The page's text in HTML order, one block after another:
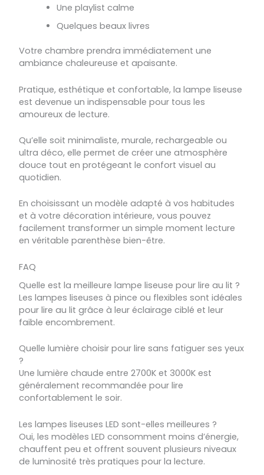
Une playlist calme
Quelques beaux livres
Votre chambre prendra immédiatement une
ambiance chaleureuse et apaisante.
Pratique, esthétique et confortable, la lampe liseuse
est devenue un indispensable pour tous les
amoureux de lecture.
Qu’elle soit minimaliste, murale, rechargeable ou
ultra déco, elle permet de créer une atmosphère
douce tout en protégeant le confort visuel au
quotidien.
En choisissant un modèle adapté à vos habitudes
et à votre décoration intérieure, vous pouvez
facilement transformer un simple moment lecture
en véritable parenthèse bien-être.
FAQ
Quelle est la meilleure lampe liseuse pour lire au lit ?
Les lampes liseuses à pince ou flexibles sont idéales
pour lire au lit grâce à leur éclairage ciblé et leur
faible encombrement.
Quelle lumière choisir pour lire sans fatiguer ses yeux
?
Une lumière chaude entre 2700K et 3000K est
généralement recommandée pour lire
confortablement le soir.
Les lampes liseuses LED sont-elles meilleures ?
Oui, les modèles LED consomment moins d’énergie,
chauffent peu et offrent souvent plusieurs niveaux
de luminosité très pratiques pour la lecture.